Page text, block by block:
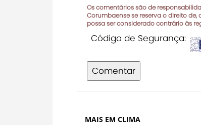
Os comentários são de
Corumbaense se reserva o direito
possa ser considerado contrário às
Código de Segurança:
Comentar
MAIS EM CLIMA